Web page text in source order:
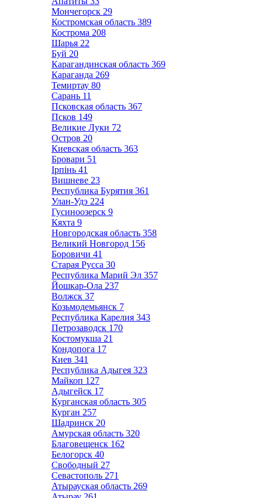
Мончегорск 29
Костромская область 389
Кострома 208
Шарья 22
Буй 20
Карагандинская область 369
Караганда 269
Темиртау 80
Сарань 11
Псковская область 367
Псков 149
Великие Луки 72
Остров 20
Киевская область 363
Бровари 51
Ірпінь 41
Вишневе 23
Республика Бурятия 361
Улан-Удэ 224
Гусиноозерск 9
Кяхта 9
Новгородская область 358
Великий Новгород 156
Боровичи 41
Старая Русса 30
Республика Марий Эл 357
Йошкар-Ола 237
Волжск 37
Козьмодемьянск 7
Республика Карелия 343
Петрозаводск 170
Костомукша 21
Кондопога 17
Киев 341
Республика Адыгея 323
Майкоп 127
Адыгейск 17
Курганская область 305
Курган 257
Шадринск 20
Амурская область 320
Благовещенск 162
Белогорск 40
Свободный 27
Севастополь 271
Атырауская область 269